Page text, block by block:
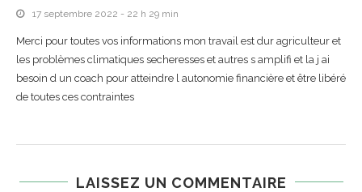
17 septembre 2022 - 22 h 29 min
Merci pour toutes vos informations mon travail est dur agriculteur et
les problèmes climatiques secheresses et autres s amplifi et la j ai
besoin d un coach pour atteindre l autonomie financière et être libéré
de toutes ces contraintes
LAISSEZ UN COMMENTAIRE